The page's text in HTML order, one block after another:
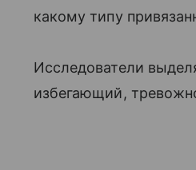
какому типу
Исследователи
избегающий,